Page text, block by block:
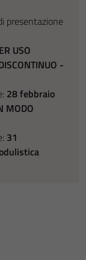
presentazione
USO
-
28 febbraio
MODO
31